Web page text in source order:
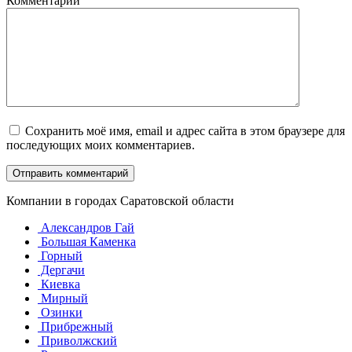
Сохранить моё имя, email и адрес сайта в этом браузере для
последующих моих комментариев.
Компании в городах Саратовской области
Александров Гай
Большая Каменка
Горный
Дергачи
Киевка
Мирный
Озинки
Прибрежный
Приволжский